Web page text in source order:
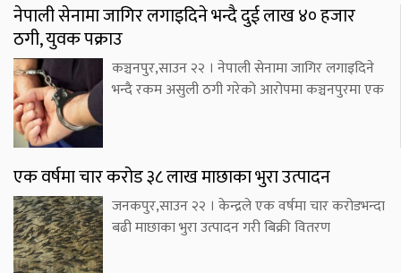
नेपाली सेनामा जागिर लगाइदिने भन्दै दुई लाख ४० हजार
ठगी, युवक पक्राउ
कञ्चनपुर,साउन २२ । नेपाली सेनामा जागिर लगाइदिने
भन्दै रकम असुली ठगी गरेको आरोपमा कञ्चनपुरमा एक
एक वर्षमा चार करोड ३८ लाख माछाका भुरा उत्पादन
जनकपुर,साउन २२ । केन्द्रले एक वर्षमा चार करोडभन्दा
बढी माछाका भुरा उत्पादन गरी बिक्री वितरण